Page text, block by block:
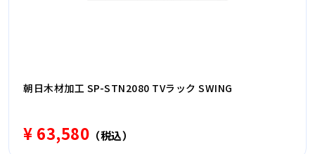
朝日木材加工 SP-STN2080 TVラック SWING
¥ 63,580 （税込）